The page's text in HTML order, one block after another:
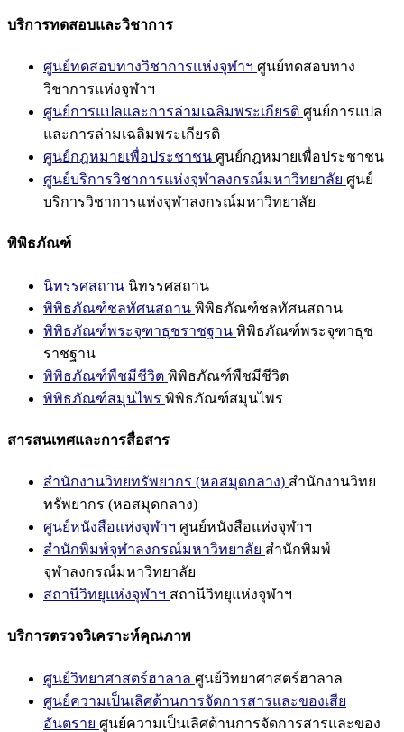
บริการทดสอบและวิชาการ
ศูนย์ทดสอบทางวิชาการแห่งจุฬาฯ ศูนย์ทดสอบทาง
วิชาการแห่งจุฬาฯ
ศูนย์การแปลและการล่ามเฉลิมพระเกียรติ ศูนย์การแปล
และการล่ามเฉลิมพระเกียรติ
ศูนย์กฎหมายเพื่อประชาชน ศูนย์กฎหมายเพื่อประชาชน
ศูนย์บริการวิชาการแห่งจุฬาลงกรณ์มหาวิทยาลัย ศูนย์
บริการวิชาการแห่งจุฬาลงกรณ์มหาวิทยาลัย
พิพิธภัณฑ์
นิทรรศสถาน นิทรรศสถาน
พิพิธภัณฑ์ชลทัศนสถาน พิพิธภัณฑ์ชลทัศนสถาน
พิพิธภัณฑ์พระจุฑาธุชราชฐาน พิพิธภัณฑ์พระจุฑาธุช
ราชฐาน
พิพิธภัณฑ์พืชมีชีวิต พิพิธภัณฑ์พืชมีชีวิต
พิพิธภัณฑ์สมุนไพร พิพิธภัณฑ์สมุนไพร
สารสนเทศและการสื่อสาร
สำนักงานวิทยทรัพยากร (หอสมุดกลาง) สำนักงานวิทย
ทรัพยากร (หอสมุดกลาง)
ศูนย์หนังสือแห่งจุฬาฯ ศูนย์หนังสือแห่งจุฬาฯ
สำนักพิมพ์จุฬาลงกรณ์มหาวิทยาลัย สำนักพิมพ์
จุฬาลงกรณ์มหาวิทยาลัย
สถานีวิทยุแห่งจุฬาฯ สถานีวิทยุแห่งจุฬาฯ
บริการตรวจวิเคราะห์คุณภาพ
ศูนย์วิทยาศาสตร์ฮาลาล ศูนย์วิทยาศาสตร์ฮาลาล
ศูนย์ความเป็นเลิศด้านการจัดการสารและของเสีย
อันตราย ศูนย์ความเป็นเลิศด้านการจัดการสารและของ